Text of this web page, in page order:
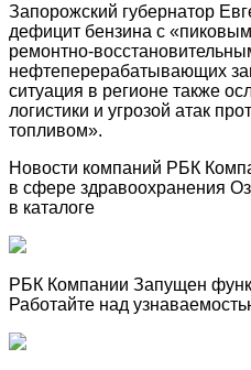
Запорожский губернатор
дефицит бензина с
ремонтно-
нефтеперерабатывающих
ситуация в регионе также
логистики и угрозой атак
топливом».
Новости компаний РБК
в сфере здравоохранения
в каталоге
РБК Компании Запущен
Работайте над